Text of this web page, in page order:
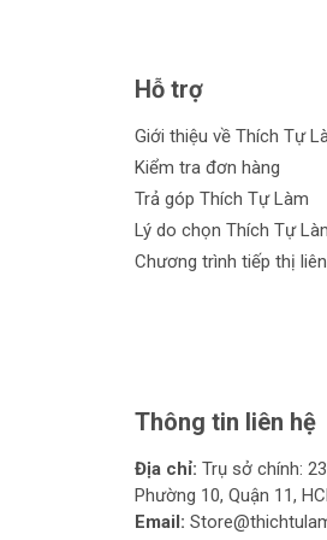
Hỗ trợ
Giới thiệu về Thích Tự
Kiểm tra đơn hàng
Trả góp Thích Tự Làm
Lý do chọn Thích Tự
Chương trình tiếp thị
Thông tin liên hệ
Địa chỉ: Trụ sở chính:
Phường 10, Quận 11,
Email: